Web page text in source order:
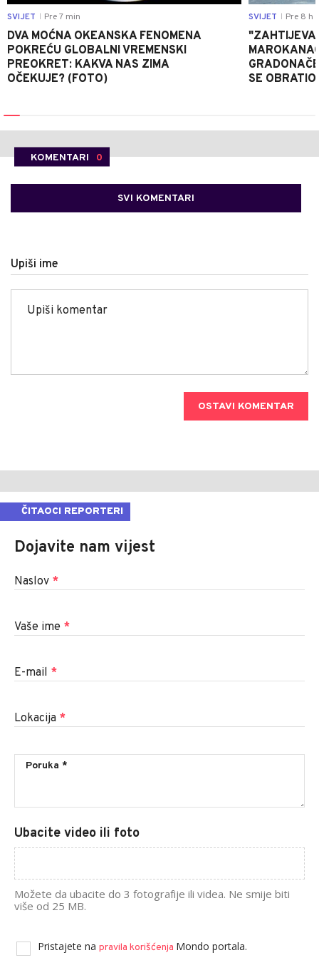
SVIJET Pre 7 min
DVA MOĆNA OKEANSKA FENOMENA
POKREĆU GLOBALNI VREMENSKI
PREOKRET: KAKVA NAS ZIMA
OČEKUJE? (FOTO)
SVIJET Pre 8 h
SE
KOMENTARI 0
SVI KOMENTARI
Upiši ime
OSTAVI KOMENTAR
ČITAOCI REPORTERI
Dojavite nam vijest
Naslov *
Vaše ime *
E-mail *
Lokacija *
Ubacite video ili foto
Možete da ubacite do 3 fotografije ili videa. Ne smije biti
više od 25 MB.
Pristajete na pravila korišćenja Mondo portala.